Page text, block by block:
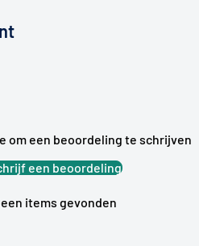
om een beoordeling te schrijven
een beoordeling
items gevonden